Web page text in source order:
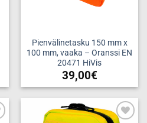
Pienvälinetasku 150 mm x
100 mm, vaaka – Oranssi EN
20471 HiVis
39,00€